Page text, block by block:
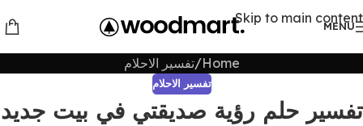
Skip to main content
MENU
Home تفسير الاحلام
تفسير الاحلام
تفسير حلم رؤية صديقتي في بيت جديد